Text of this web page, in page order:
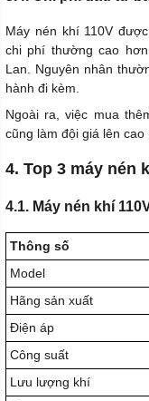
Máy nén khí 110V
chi phí thường cao
Lan. Nguyên nhân
hành đi kèm.
Ngoài ra, việc mua
cũng làm đội giá lên cao
4. Top 3 máy nén
4.1. Máy nén khí
Thông số
Model
Hãng sản xuất
Điện áp
Công suất
Lưu lượng khí